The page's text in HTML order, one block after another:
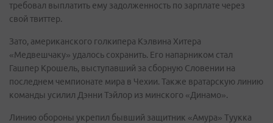
требовал выплатить ему задолженность по зарплате через
свой твиттер.
Зато, американского голкипера Кэлвина Хитера
«Медвешчаку» удалось сохранить. Его напарником стал
Гашпер Крошель, выступавший за сборную Словении на
последнем чемпионате мира в Чехии. Также вратарскую линию
команды усилил Дэнни Тэйлор из минского «Динамо».
Линию обороны укрепил бывший защитник «Амура» Туукка